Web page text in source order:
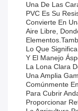
Una De Las
PVC Es Su
Convierte En
Aire Libre,
Lo Que
Y El Manejo
La Lona Clara
Una Amplia
Comúnmente
Para Cubrir
Proporcionar